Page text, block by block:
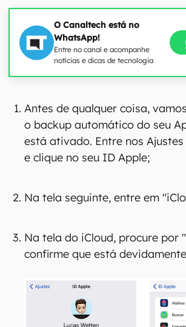
O Canaltech está no
WhatsApp!
Entre no canal e acompanhe
notícias e dicas de tecnologia
Antes de qualquer coisa,
está ativado. Entre nos Ajustes
e clique no seu ID Apple;